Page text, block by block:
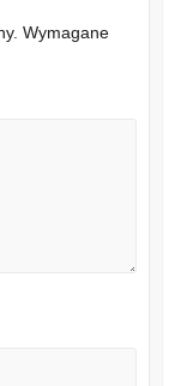
Wymagane